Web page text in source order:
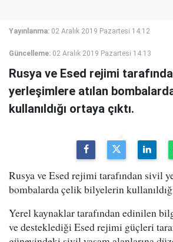
Yayınlanma: 02 Aralık 2019 Pazartesi 14:12
Güncelleme: 02 Aralık 2019 Pazartesi 14:13
Rusya ve Esed rejimi
yerleşimlere atılan
kullanıldığı ortaya çıktı.
Rusya ve Esed rejimi tarafından sivil
bombalarda çelik bilyelerin
Yerel kaynaklar tarafından edinilen
ve desteklediği Esed rejimi güçleri